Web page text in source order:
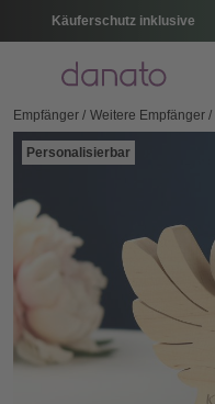
Käuferschutz inklusive
Menü
Empfänger Weitere Empfänger
Personalisierbar